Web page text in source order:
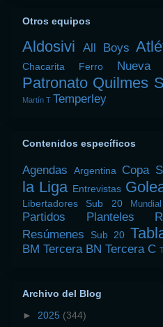
Otros equipos
Aldosivi All Boys
Chacarita Ferro Nueva
Patronato Quilmes
Martín T Temperley
Contenidos específicos
Agendas Argentina Copa
la Liga Entrevistas
Libertadores Sub 20 Mundial
Partidos
Planteles
Resúmenes
Sub 20
BM Tercera BN Tercera C
Archivo del Blog
► 2025 (344)